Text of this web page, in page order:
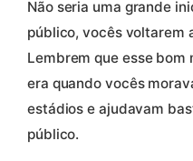
Não seria uma grande
público, vocês voltarem
Lembrem que esse bom
era quando vocês
estádios e ajudavam
público.